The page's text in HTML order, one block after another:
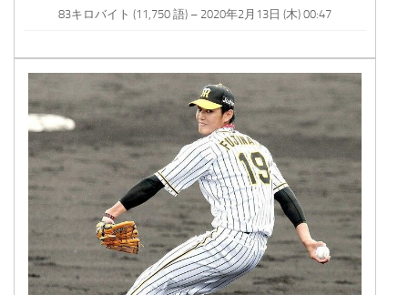
83キロバイト (11,750 語) – 2020年2月13日 (木) 00:47